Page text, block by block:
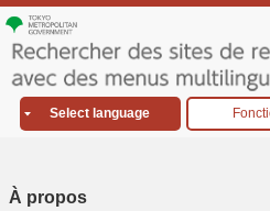
Select language
À propos